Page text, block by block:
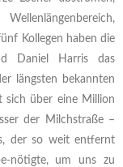
Kollegen haben die
Daniel Harris das
längsten bekannten
sich über eine Million
der Milchstraße –
der so weit entfernt
nötigte, um uns zu